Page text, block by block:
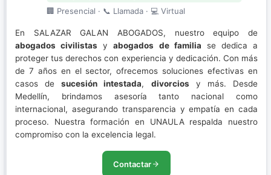
🏢 Presencial · 📞 Llamada · 💻 Virtual
En SALAZAR GALAN ABOGADOS, nuestro equipo de
abogados civilistas yabogados de familia se dedica a
proteger tus derechos con experiencia y dedicación. Con más
de 7 años en el sector, ofrecemos soluciones efectivas en
casos desucesión intestada, divorcios y más. Desde
Medellín, brindamos asesoría tanto nacional como
internacional, asegurando transparencia y empatía en cada
proceso. Nuestra formación en UNAULA respalda nuestro
compromiso con la excelencia legal.
Contactar